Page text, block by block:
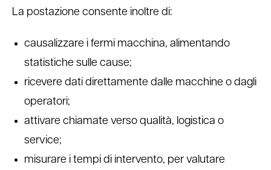
La postazione consente inoltre di:
causalizzare i fermi macchina, alimentando
statistiche sulle cause;
ricevere dati direttamente dalle macchine o dagli
operatori;
attivare chiamate verso qualità, logistica o
service;
misurare i tempi di intervento, per valutare